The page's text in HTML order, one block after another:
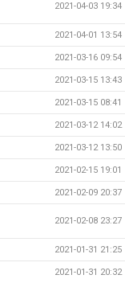
2021-04-03 19:34
2021-04-01 13:54
2021-03-16 09:54
2021-03-15 13:43
2021-03-15 08:41
2021-03-12 14:02
2021-03-12 13:50
2021-02-15 19:01
2021-02-09 20:37
2021-02-08 23:27
2021-01-31 21:25
2021-01-31 20:32